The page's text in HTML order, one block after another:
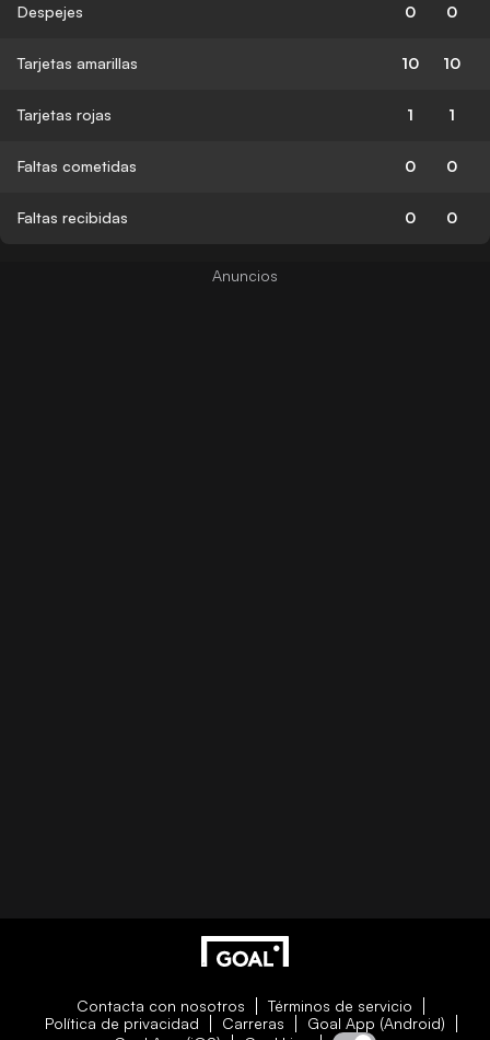
Despejes 0 0
Tarjetas amarillas 10 10
Tarjetas rojas 1 1
Faltas cometidas 0 0
Faltas recibidas 0 0
Contacta con nosotros
Términos de servicio
Política de privacidad
Carreras
Goal App (Android)